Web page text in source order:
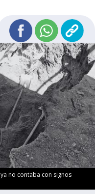
no contaba con signos